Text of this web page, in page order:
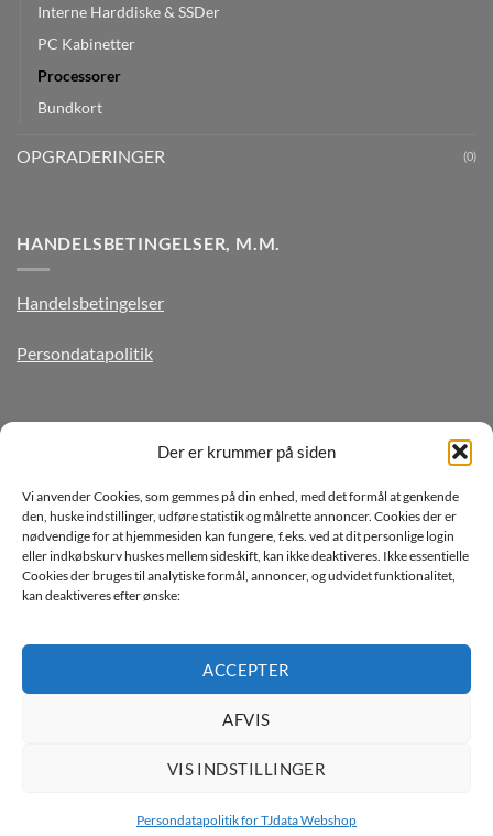
Der er krummer på siden
Vi anvender Cookies, som gemmes på din enhed, med det formål at genkende
den, huske indstillinger, udføre statistik og målrette annoncer. Cookies der er
nødvendige for at hjemmesiden kan fungere, f.eks. ved at dit personlige login
eller indkøbskurv huskes mellem sideskift, kan ikke deaktiveres. Ikke essentielle
Cookies der bruges til analytiske formål, annoncer, og udvidet funktionalitet,
kan deaktiveres efter ønske:
ACCEPTER
AFVIS
VIS INDSTILLINGER
Persondatapolitik for TJdata Webshop
Interne Harddiske & SSDer
PC Kabinetter
Processorer
Bundkort
OPGRADERINGER (0)
HANDELSBETINGELSER, M.M.
Handelsbetingelser
Persondatapolitik
Læs vores Persondatapolitik
Copyright 2026 ©TJdata ApS